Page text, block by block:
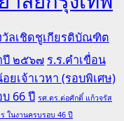
วัลเชิดชูเกียรติบัณฑิต
ปี ๒๕๖๗ ร.ร.คำเขื่อน
เจ้าเวหา (รอบพิเศษ)
66 ปี รศ.ดร.ต่อศักดิ์ แก้วจรัส
ในงานครบรอบ 46 ปี